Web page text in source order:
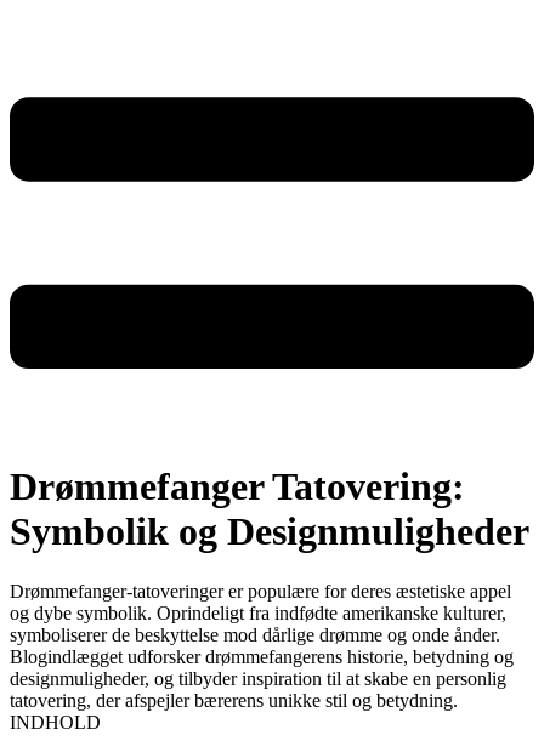
Drømmefanger Tatovering:
Symbolik og Designmuligheder
Drømmefanger-tatoveringer er populære for deres æstetiske appel
og dybe symbolik. Oprindeligt fra indfødte amerikanske kulturer,
symboliserer de beskyttelse mod dårlige drømme og onde ånder.
Blogindlægget udforsker drømmefangerens historie, betydning og
designmuligheder, og tilbyder inspiration til at skabe en personlig
tatovering, der afspejler bærerens unikke stil og betydning.
INDHOLD